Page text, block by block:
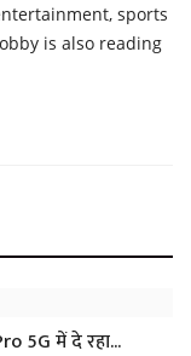
sports
is also reading
5G में दे रहा...